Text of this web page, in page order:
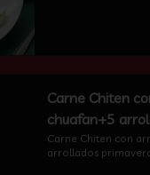
Carne Chiten
chuafan+5
primavera
Carne Chiten con
arrollados